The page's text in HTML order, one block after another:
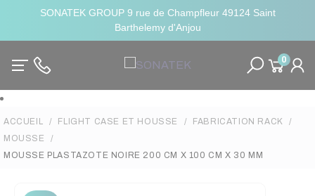
SONATEK GROUP 9 rue de Champfleur 49124 Saint
Barthelemy d'Anjou
0
ACCUEIL FLIGHT CASE ET HOUSSE
FABRICATION RACK
MOUSSE
MOUSSE PLASTAZOTE NOIRE 200 CM X 100 CM X 30 MM